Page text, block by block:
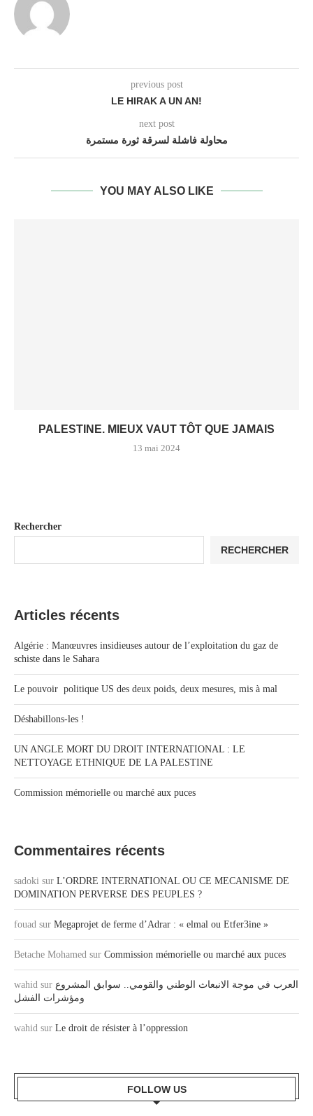
previous post
LE HIRAK A UN AN!
next post
محاولة فاشلة لسرقة ثورة مستمرة
YOU MAY ALSO LIKE
PALESTINE. MIEUX VAUT TÔT QUE JAMAIS
13 mai 2024
Rechercher
RECHERCHER
Articles récents
Algérie : Manœuvres insidieuses autour de l’exploitation du gaz de
schiste dans le Sahara
Le pouvoir politique US des deux poids, deux mesures, mis à mal
Déshabillons-les !
UN ANGLE MORT DU DROIT INTERNATIONAL : LE
NETTOYAGE ETHNIQUE DE LA PALESTINE
Commission mémorielle ou marché aux puces
Commentaires récents
sadoki sur L’ORDRE INTERNATIONAL OU CE MECANISME DE
DOMINATION PERVERSE DES PEUPLES ?
fouad sur Megaprojet de ferme d’Adrar : « elmal ou Etfer3ine »
Betache Mohamed sur Commission mémorielle ou marché aux puces
wahid sur العرب في موجة الانبعاث الوطني والقومي.. سوابق المشروع
ومؤشرات الفشل
wahid sur Le droit de résister à l’oppression
FOLLOW US